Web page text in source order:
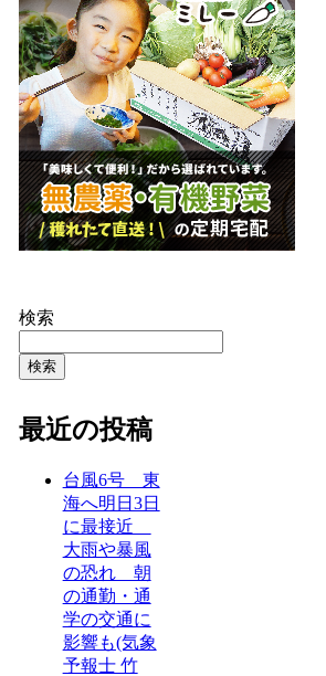
検索
検索
最近の投稿
台風6号 東
海へ明日3日
に最接近
大雨や暴風
の恐れ 朝
の通勤・通
学の交通に
影響も(気象
予報士 竹